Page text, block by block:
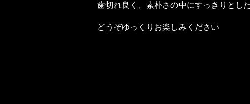
歯切れ良く、素朴さの中にすっきりとし
どうぞゆっくりお楽しみください